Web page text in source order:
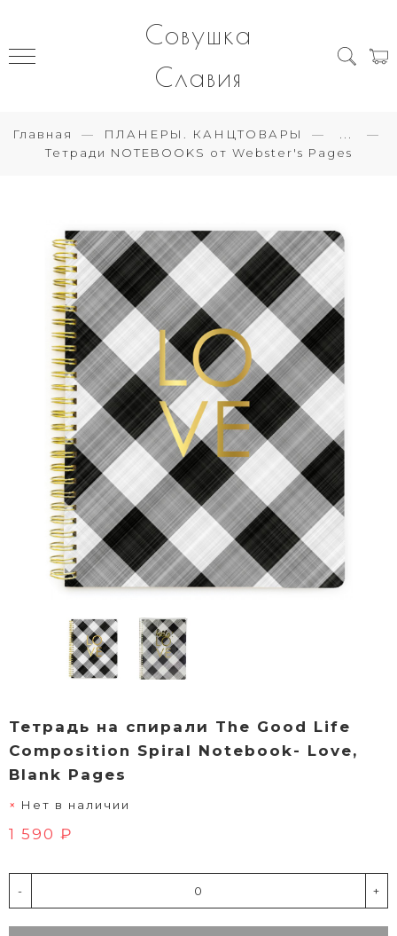
Совушка
Славия
Главная ПЛАНЕРЫ. КАНЦТОВАРЫ
Тетради NOTEBOOKS от Webster's Pages
Тетрадь на спирали The Good Life
Composition Spiral Notebook- Love,
Blank Pages
Нет в наличии
1 590 ₽
- +